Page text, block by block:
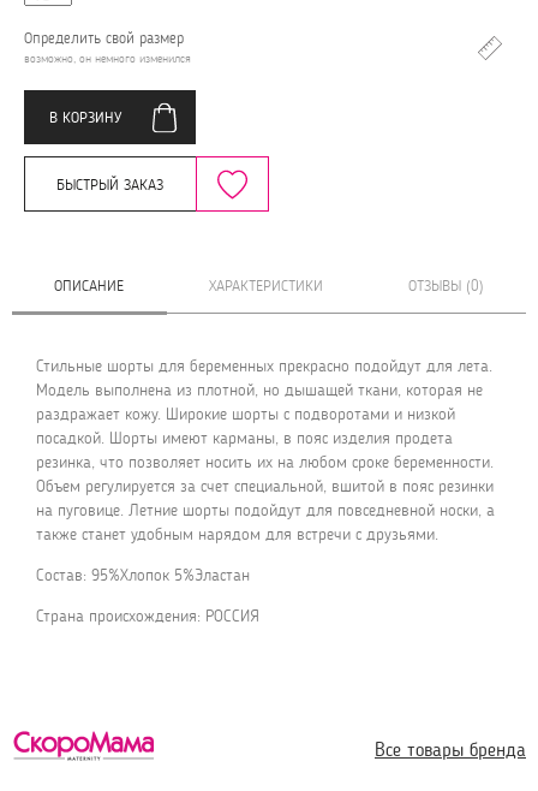
Определить свой размер
возможно, он немного изменился
В КОРЗИНУ
БЫСТРЫЙ ЗАКАЗ
ОПИСАНИЕ ХАРАКТЕРИСТИКИ ОТЗЫВЫ (0)
Стильные шорты для беременных прекрасно подойдут для лета.
Модель выполнена из плотной, но дышащей ткани, которая не
раздражает кожу. Широкие шорты с подворотами и низкой
посадкой. Шорты имеют карманы, в пояс изделия продета
резинка, что позволяет носить их на любом сроке беременности.
Объем регулируется за счет специальной, вшитой в пояс резинки
на пуговице. Летние шорты подойдут для повседневной носки, а
также станет удобным нарядом для встречи с друзьями.
Состав: 95%Хлопок 5%Эластан
Страна происхождения: РОССИЯ
Все товары бренда